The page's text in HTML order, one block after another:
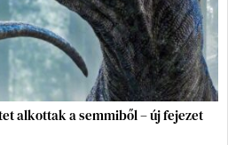
alkottak a semmiből – új fejezet